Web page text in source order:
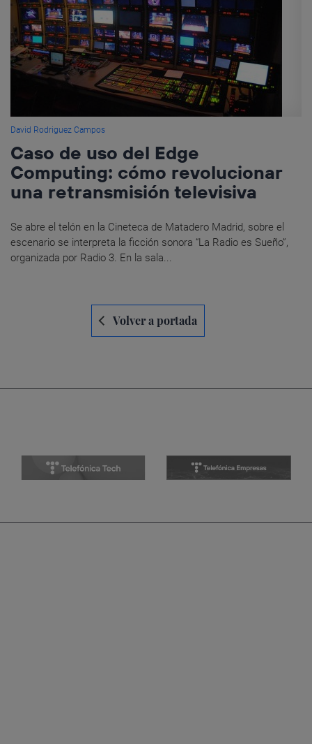
David Rodriguez Campos
Caso de uso del Edge
Computing: cómo revolucionar
una retransmisión televisiva
Se abre el telón en la Cineteca de Matadero Madrid, sobre el
escenario se interpreta la ficción sonora “La Radio es Sueño”,
organizada por Radio 3. En la sala...
Navegación Volver a portada